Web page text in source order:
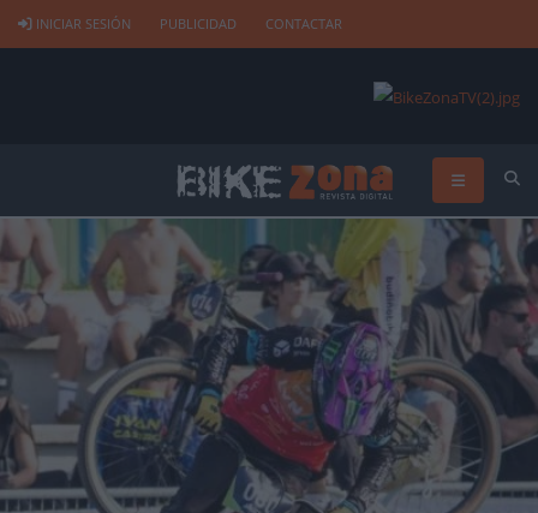
INICIAR SESIÓN PUBLICIDAD CONTACTAR